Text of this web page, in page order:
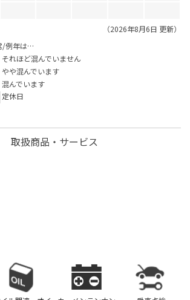
（2026年8月6日 更新）
/例年は…
それほど混んでいません
やや混んでいます
混んでいます
定休日
取扱商品・サービス